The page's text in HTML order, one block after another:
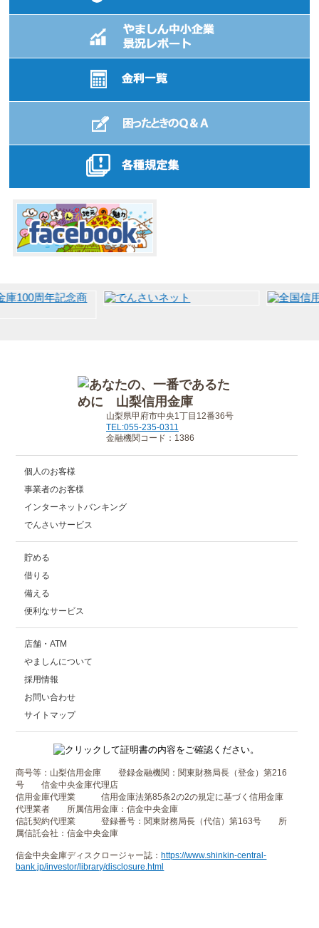
山梨県甲府市中央1丁目12番36号
TEL:055-235-0311
金融機関コード：1386
個人のお客様
事業者のお客様
インターネットバンキング
でんさいサービス
貯める
借りる
備える
便利なサービス
店舗・ATM
やましんについて
採用情報
お問い合わせ
サイトマップ
商号等：山梨信用金庫 登録金融機関：関東財務局長（登金）第216
号 信金中央金庫代理店
信用金庫代理業 信用金庫法第85条2の2の規定に基づく信用金庫
代理業者 所属信用金庫：信金中央金庫
信託契約代理業 登録番号：関東財務局長（代信）第163号 所
属信託会社：信金中央金庫
信金中央金庫ディスクロージャー誌：https://www.shinkin-central-
bank.jp/investor/library/disclosure.html